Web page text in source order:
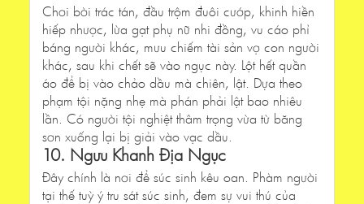
Chơi bời trác tán, đầu trộm đuôi cướp, khinh hiền
hiếp nhược, lừa gạt phụ nữ nhi đồng, vu cáo phỉ
báng người khác, mưu chiếm tài sản vợ con người
khác, sau khi chết sẽ vào ngục này. Lột hết quần
áo để bị vào chảo dầu mà chiên, lật. Dựa theo
phạm tội nặng nhẹ mà phán phải lật bao nhiêu
lần. Có người tội nghiệt thâm trọng vừa từ băng
sơn xuống lại bị giải vào vạc dầu.
10. Ngưu Khanh Địa Ngục
Đây chính là nơi để súc sinh kêu oan. Phàm người
tại thế tuỳ ý tru sát súc sinh, đem sự vui thú của